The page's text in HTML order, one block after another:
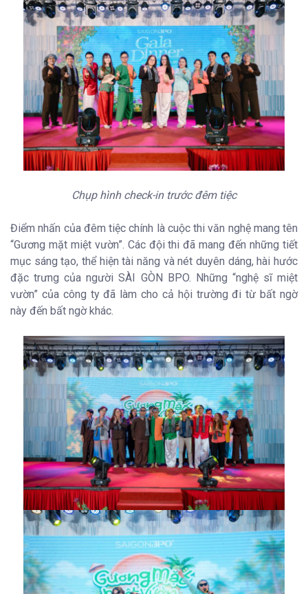
Chụp hình check-in trước đêm tiệc
Điểm nhấn của đêm tiệc chính là cuộc thi văn nghệ mang tên
“Gương mặt miệt vườn”. Các đội thi đã mang đến những tiết
mục sáng tạo, thể hiện tài năng và nét duyên dáng, hài hước
đặc trưng của người SÀI GÒN BPO. Những “nghệ sĩ miệt
vườn” của công ty đã làm cho cả hội trường đi từ bất ngờ
này đến bất ngờ khác.